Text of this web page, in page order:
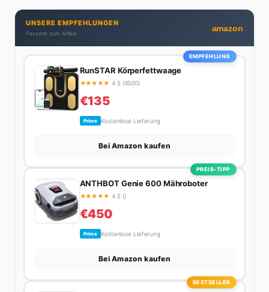
Privatleben unter einen Hut bekommt. Privat ist sie
bekennende Kaffee-Süchtige (3+ Tassen am Tag,
Minimum), Podcast-Hörerin und verbringt ihre
Wochenenden am liebsten in der Natur oder auf dem
UNSERE EMPFEHLUNGEN
Passend zum Artikel
amazon
EMPFEHLUNG
RunSTAR Körperfettwaage
★★★★★ 4.5 (4500)
€135
Prime Kostenlose Lieferung
Bei Amazon kaufen
PREIS-TIPP
ANTHBOT Genie 600 Mähroboter
★★★★★ 4.5 ()
€450
Prime Kostenlose Lieferung
Bei Amazon kaufen
BESTSELLER